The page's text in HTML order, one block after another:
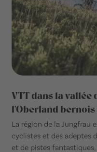
VTT dans la
l'Oberland bernois
La région de la Jungfrau
cyclistes et des adeptes
et de pistes